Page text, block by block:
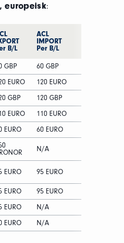
europeisk:
B/L
ACL
IMPORT
Per B/L
GBP
60 GBP
EURO
120 EURO
GBP
120 GBP
EURO
110 EURO
EURO 60 EURO
N/A
EURO 95 EURO
EURO
95 EURO
EURO
N/A
EURO N/A